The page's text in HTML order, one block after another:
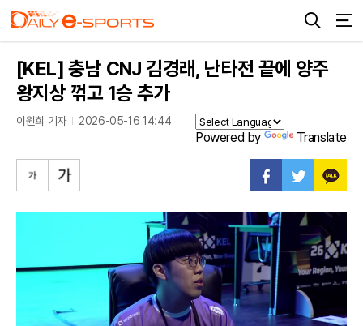
[KEL] 충남 CNJ 김경래, 난타전 끝에 양주
왕지상 꺾고 1승 추가
이원희 기자 2026-05-16 14:44
Powered by Translate